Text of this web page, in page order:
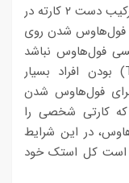
از زاویه دیگری به موضوع نگاه می‌کنیم،‌۶ ترکیب دست ۲ کارته در
فول‌هاوس شدن روی
فول‌هاوس نباشد
احتمال ست (در اصل تریپس یا Trips) بودن افراد بسیار
نفر ست باشند ۱۸ اوت برای فول‌هاوس شدن
که کارتی شخصی را
در این شرایط
کل استک خود